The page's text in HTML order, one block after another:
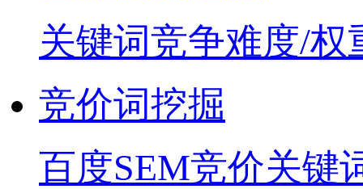
关键词竞争难度/权
竞价词挖掘
百度SEM竞价关键